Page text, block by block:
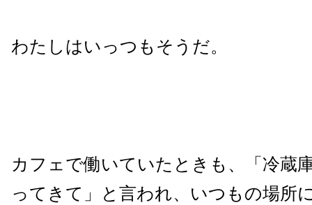
わたしはいっつもそうだ。
カフェで働いていたときも、「冷蔵
ってきて」と言われ、いつもの場所